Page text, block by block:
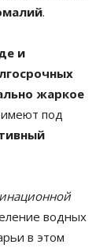
.
и
жаркое
под
водных
в этом